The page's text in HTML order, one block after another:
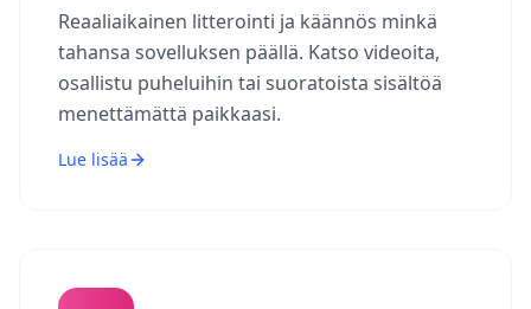
Reaaliaikainen litterointi ja käännös minkä
tahansa sovelluksen päällä. Katso videoita,
osallistu puheluihin tai suoratoista sisältöä
menettämättä paikkaasi.
Lue lisää